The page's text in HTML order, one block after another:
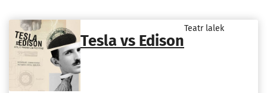
Tesla vs Edison
Teatr lalek